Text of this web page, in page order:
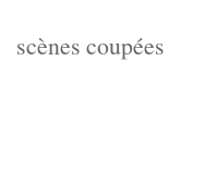
scènes coupées